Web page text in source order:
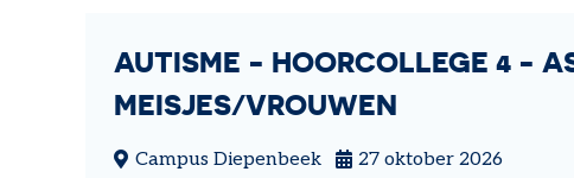
AUTISME - HOORCOLLEGE 4 -
MEISJES/VROUWEN
Campus Diepenbeek 27 oktober 2026